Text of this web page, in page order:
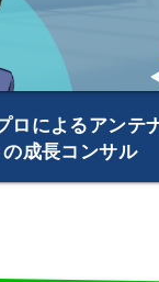
ロによるアンテ
成長コンサル